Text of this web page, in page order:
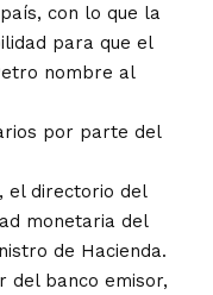
con lo que la
para que el
nombre al
por parte del
el directorio del
monetaria del
de Hacienda.
del banco emisor,